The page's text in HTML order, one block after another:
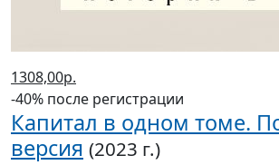
1308,00р.
-40% после регистрации
Капитал в одном томе.
версия (2023 г.)